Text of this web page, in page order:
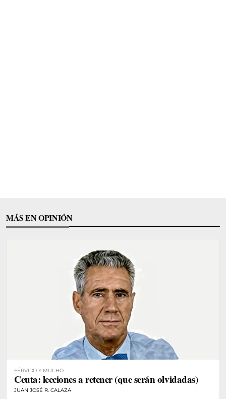
MÁS EN OPINIÓN
FÉRVIDO Y MUCHO
Ceuta: lecciones a retener (que serán olvidadas)
JUAN JOSÉ R. CALAZA